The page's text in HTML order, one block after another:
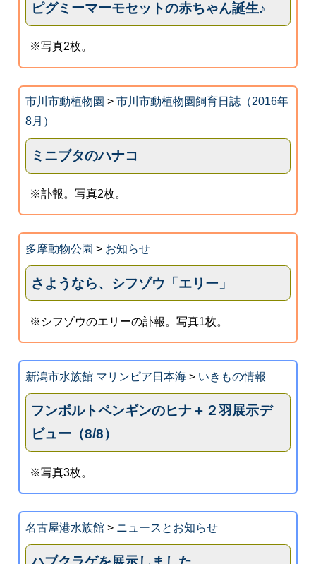
ピグミーマーモセットの赤ちゃん誕生♪
※写真2枚。
市川市動植物園 > 市川市動植物園飼育日誌（2016年
8月）
ミニブタのハナコ
※訃報。写真2枚。
多摩動物公園 > お知らせ
さようなら、シフゾウ「エリー」
※シフゾウのエリーの訃報。写真1枚。
新潟市水族館 マリンピア日本海> いきもの情報
フンボルトペンギンのヒナ＋２羽展示デ
ビュー（8/8）
※写真3枚。
名古屋港水族館> ニュースとお知らせ